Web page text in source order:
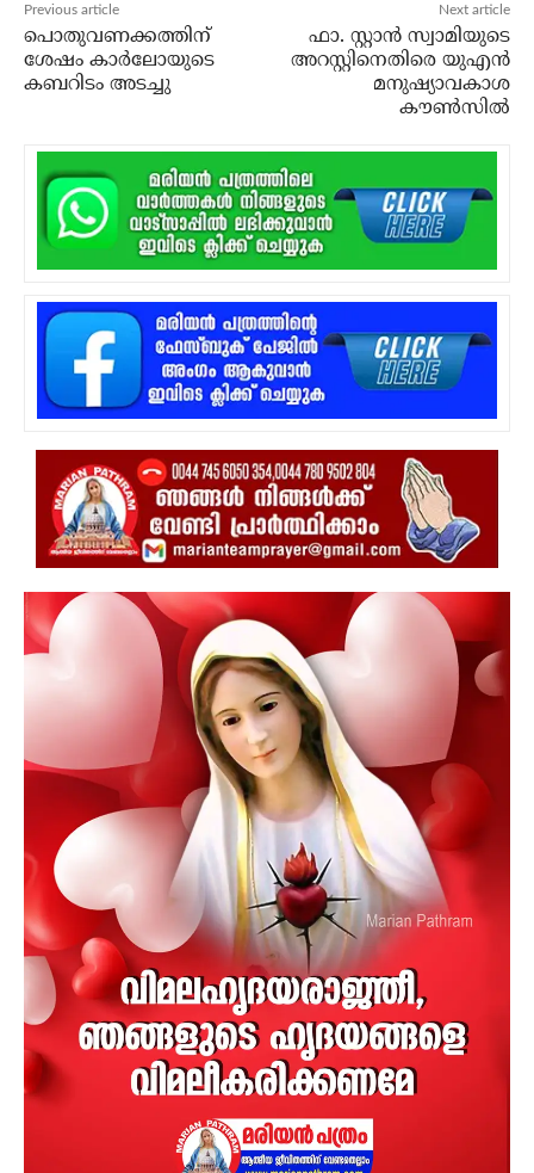
Previous article
പൊതുവണക്കത്തിന്
ശേഷം കാര്‍ലോയുടെ
കബറിടം അടച്ചു
Next article
ഫാ. സ്റ്റാന്‍ സ്വാമിയുടെ
അറസ്റ്റിനെതിരെ യുഎന്‍
മനുഷ്യാവകാശ
കൗണ്‍സില്‍